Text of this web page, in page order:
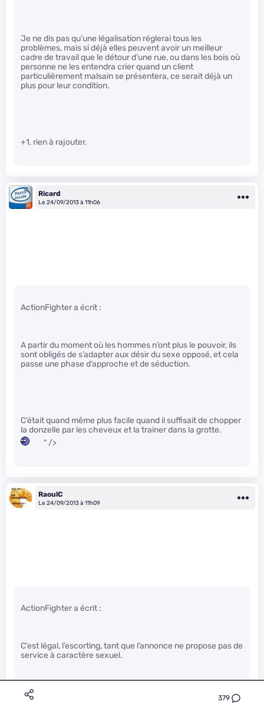
379
Je ne dis pas qu’une légalisation réglerai tous les
problèmes, mais si déjà elles peuvent avoir un meilleur
cadre de travail que le détour d’une rue, ou dans les bois où
personne ne les entendra crier quand un client
particulièrement malsain se présentera, ce serait déjà un
plus pour leur condition.
+1, rien à rajouter.
Ricard
Le 24/09/2013 à 11h06
ActionFighter a écrit :
A partir du moment où les hommes n’ont plus le pouvoir, ils
sont obligés de s’adapter aux désir du sexe opposé, et cela
passe une phase d’approche et de séduction.
C’était quand même plus facile quand il suffisait de chopper
la donzelle par les cheveux et la trainer dans la grotte.
" />
RaoulC
Le 24/09/2013 à 11h09
ActionFighter a écrit :
C’est légal, l’escorting, tant que l’annonce ne propose pas de
service à caractère sexuel.
Il nous faudrait les liens pour pouvoir juger